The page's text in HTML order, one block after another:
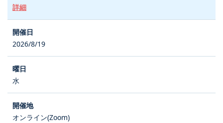
詳細
2026/8/19
水
オンライン(Zoom)